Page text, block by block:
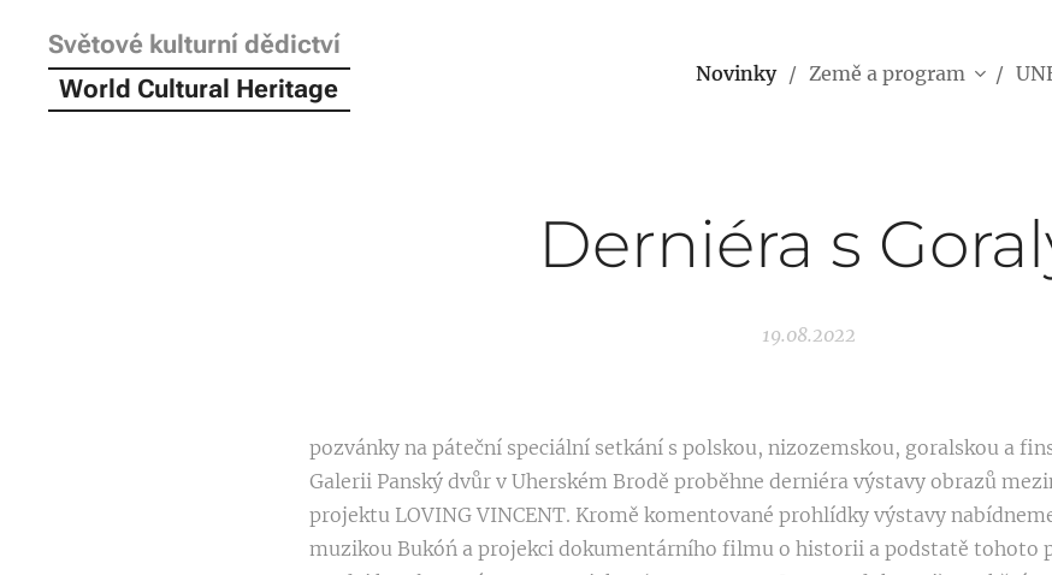
Světové kulturní dědictví
World Cultural Heritage
Novinky Země a program
Derniéra s
19.08.2022
pozvánky na páteční speciální setkání s polskou, nizozemskou, goralskou a
Galerii Panský dvůr v Uherském Brodě proběhne derniéra výstavy obrazů
projektu LOVING VINCENT. Kromě komentované prohlídky výstavy
muzikou Bukóń a projekci dokumentárního filmu o historii a podstatě tohoto